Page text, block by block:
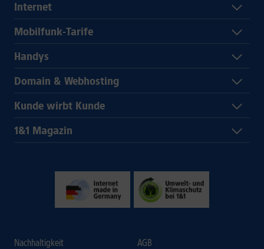
Internet
Mobilfunk-Tarife
Handys
Domain & Webhosting
Kunde wirbt Kunde
1&1 Magazin
Nachhaltigkeit
AGB